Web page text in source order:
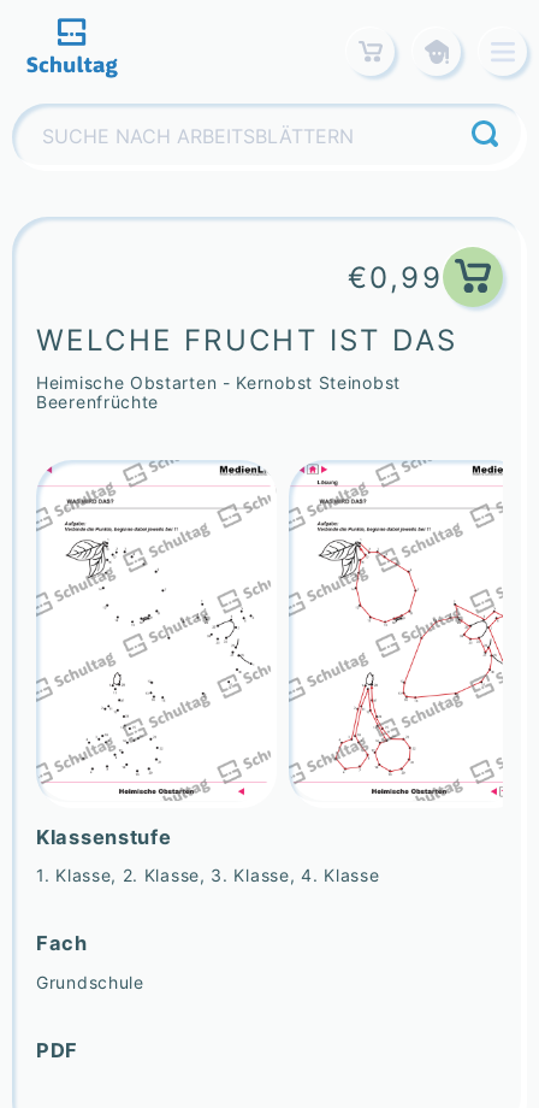
content
Suchen
nach:
€0,99
WELCHE FRUCHT IST DAS
Heimische Obstarten - Kernobst Steinobst
Beerenfrüchte
Klassenstufe
1. Klasse, 2. Klasse, 3. Klasse, 4. Klasse
Fach
Grundschule
PDF